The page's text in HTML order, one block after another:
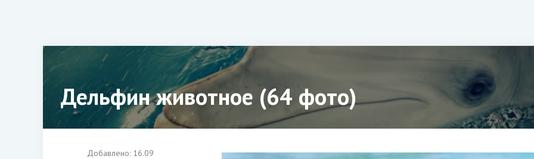
Дельфин животное (64 фото)
Добавлено: 16.09